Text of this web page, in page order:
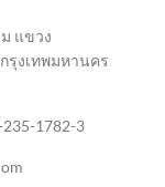
แขวง
รุงเทพมหานคร
235-1782-3